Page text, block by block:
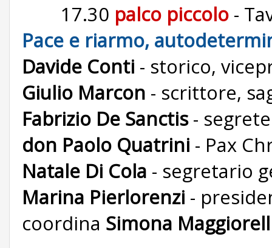
17.30 palco piccolo -
Pace e riarmo,
Davide Conti - storico,
Giulio Marcon - scrittore,
Fabrizio De Sanctis-
don Paolo Quatrini - Pax
Natale Di Cola - segretario
Marina Pierlorenzi -
coordina Simona